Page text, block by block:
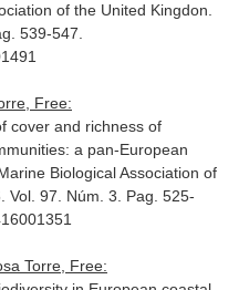
of the United Kingdon
539-547.
Free:
cover and richness of
a pan-European
Biological Association of
Vol. 97. Núm. 3. Pag. 525-
Torre, Free: